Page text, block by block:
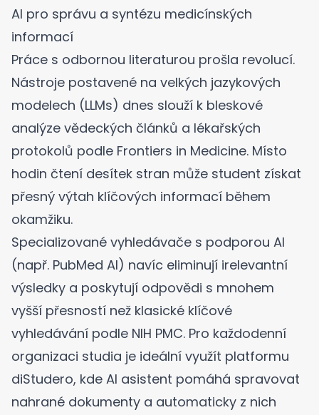
AI pro správu a syntézu medicínských
informací
Práce s odbornou literaturou prošla revolucí.
Nástroje postavené na velkých jazykových
modelech (LLMs) dnes slouží k bleskové
analýze vědeckých článků a lékařských
protokolů podle Frontiers in Medicine. Místo
hodin čtení desítek stran může student získat
přesný výtah klíčových informací během
okamžiku.
Specializované vyhledávače s podporou AI
(např. PubMed AI) navíc eliminují irelevantní
výsledky a poskytují odpovědi s mnohem
vyšší přesností než klasické klíčové
vyhledávání podle NIH PMC. Pro každodenní
organizaci studia je ideální využít platformu
diStudero, kde AI asistent pomáhá spravovat
nahrané dokumenty a automaticky z nich